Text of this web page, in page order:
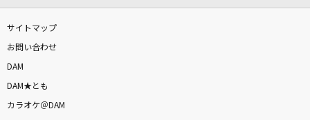
サイトマップ
お問い合わせ
DAM
DAM★とも
カラオケ＠DAM